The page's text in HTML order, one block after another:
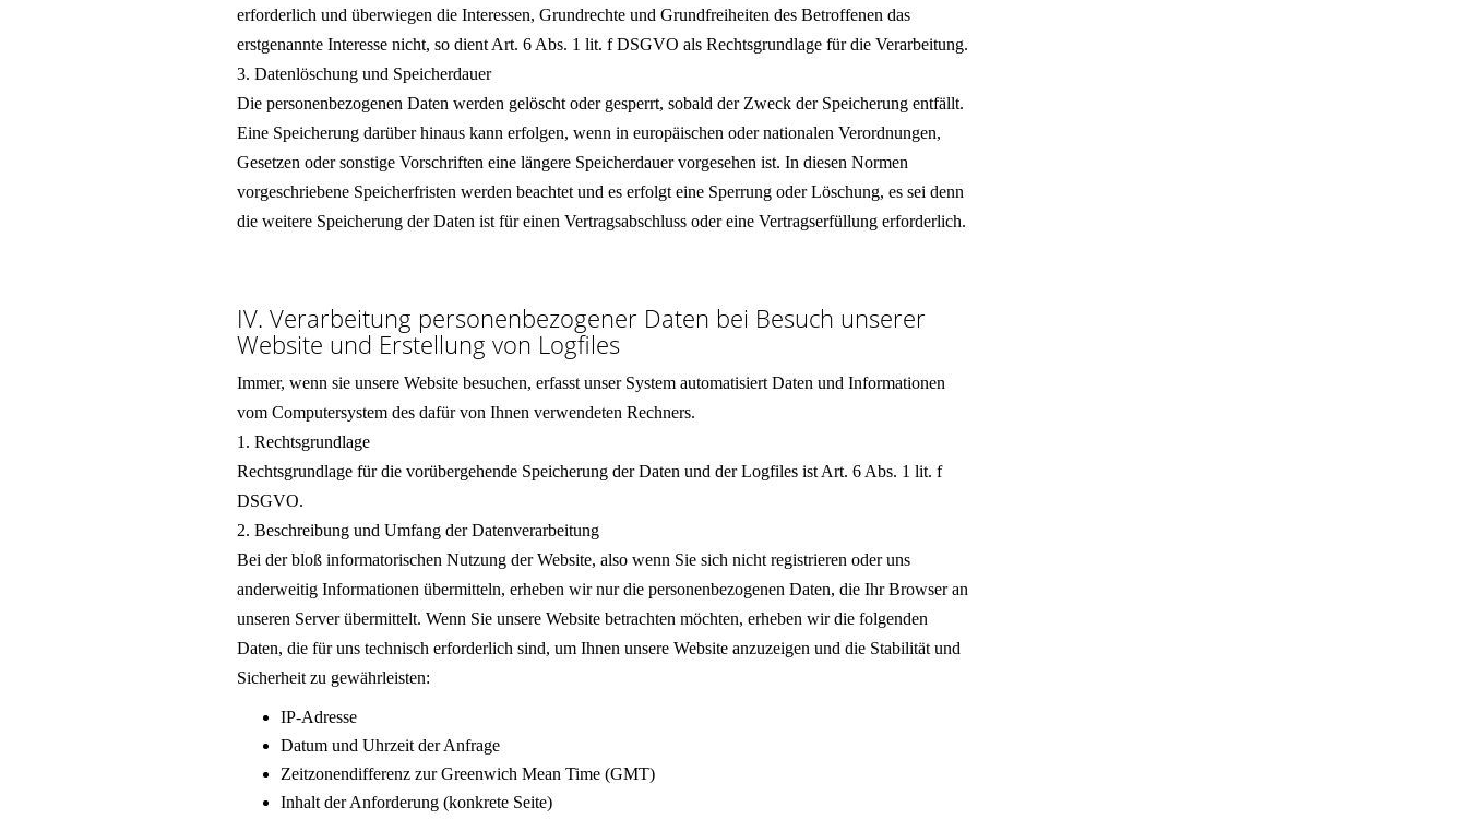
erforderlich und überwiegen die Interessen, Grundrechte und Grundfreiheiten des Betroffenen das
erstgenannte Interesse nicht, so dient Art. 6 Abs. 1 lit. f DSGVO als Rechtsgrundlage für die Verarbeitung.
3. Datenlöschung und Speicherdauer
Die personenbezogenen Daten werden gelöscht oder gesperrt, sobald der Zweck der Speicherung entfällt.
Eine Speicherung darüber hinaus kann erfolgen, wenn in europäischen oder nationalen Verordnungen,
Gesetzen oder sonstige Vorschriften eine längere Speicherdauer vorgesehen ist. In diesen Normen
vorgeschriebene Speicherfristen werden beachtet und es erfolgt eine Sperrung oder Löschung, es sei denn
die weitere Speicherung der Daten ist für einen Vertragsabschluss oder eine Vertragserfüllung erforderlich.
IV. Verarbeitung personenbezogener Daten bei Besuch unserer
Website und Erstellung von Logfiles
Immer, wenn sie unsere Website besuchen, erfasst unser System automatisiert Daten und Informationen
vom Computersystem des dafür von Ihnen verwendeten Rechners.
1. Rechtsgrundlage
Rechtsgrundlage für die vorübergehende Speicherung der Daten und der Logfiles ist Art. 6 Abs. 1 lit. f
DSGVO.
2. Beschreibung und Umfang der Datenverarbeitung
Bei der bloß informatorischen Nutzung der Website, also wenn Sie sich nicht registrieren oder uns
anderweitig Informationen übermitteln, erheben wir nur die personenbezogenen Daten, die Ihr Browser an
unseren Server übermittelt. Wenn Sie unsere Website betrachten möchten, erheben wir die folgenden
Daten, die für uns technisch erforderlich sind, um Ihnen unsere Website anzuzeigen und die Stabilität und
Sicherheit zu gewährleisten:
IP-Adresse
Datum und Uhrzeit der Anfrage
Zeitzonendifferenz zur Greenwich Mean Time (GMT)
Inhalt der Anforderung (konkrete Seite)